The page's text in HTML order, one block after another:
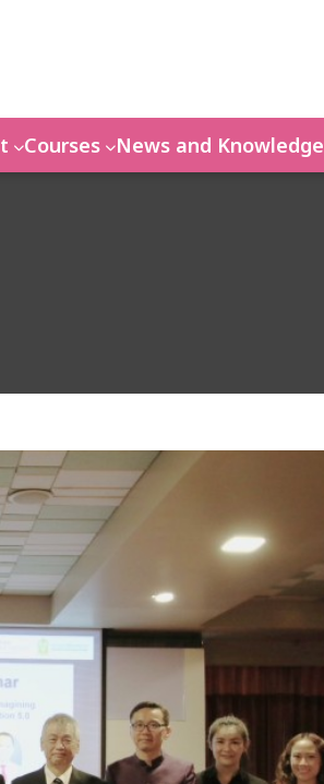
Courses News and Knowledge